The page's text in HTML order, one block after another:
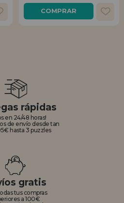
COMPRAR
rápidas
en 24/48 horas!
de envío desde tan
hasta 3 puzzles
gratis
tus compras
a 100€